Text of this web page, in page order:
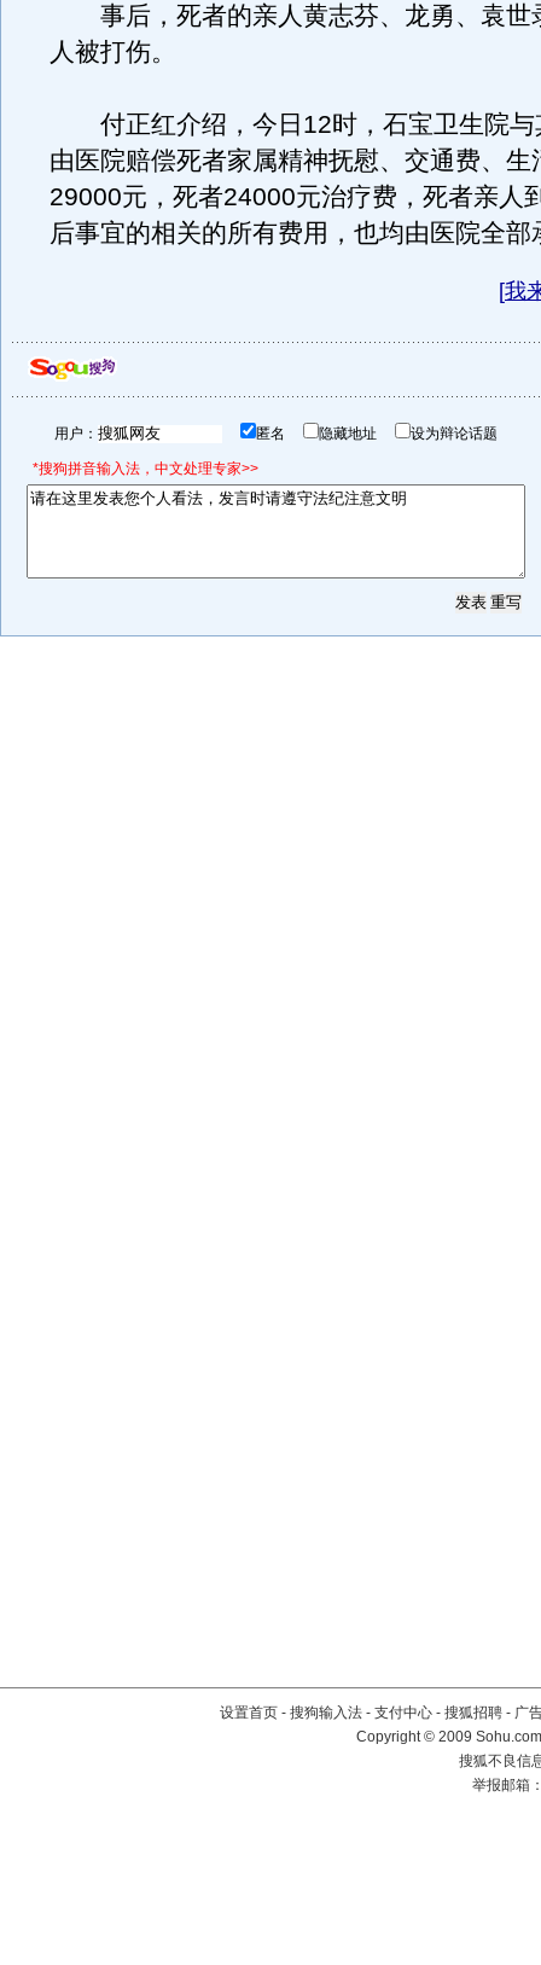
事后，死者的亲人黄志芬、龙勇、袁世
人被打伤。
付正红介绍，今日12时，石宝卫生院与
由医院赔偿死者家属精神抚慰、交通费、生
29000元，死者24000元治疗费，死者亲人
后事宜的相关的所有费用，也均由医院全部
[我
用户： 匿名 隐藏地址 设为辩论话题
*搜狗拼音输入法，中文处理专家>>
设置首页 - 搜狗输入法 - 支付中心 - 搜狐招聘 - 广
Copyright © 2009
搜狐不良信
举报邮箱